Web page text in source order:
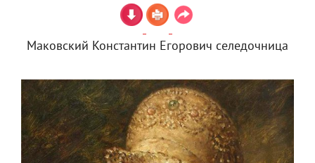
Маковский Константин Егорович селедочница